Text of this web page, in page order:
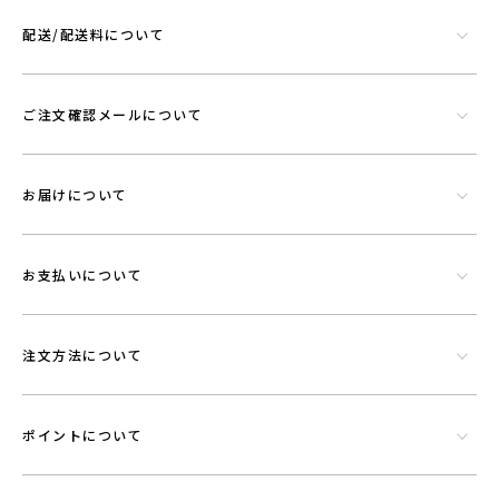
配送/配送料について
ご注文確認メールについて
お届けについて
お支払いについて
注文方法について
ポイントについて